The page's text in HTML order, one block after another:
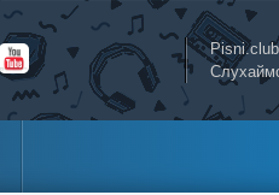
Pisni.club